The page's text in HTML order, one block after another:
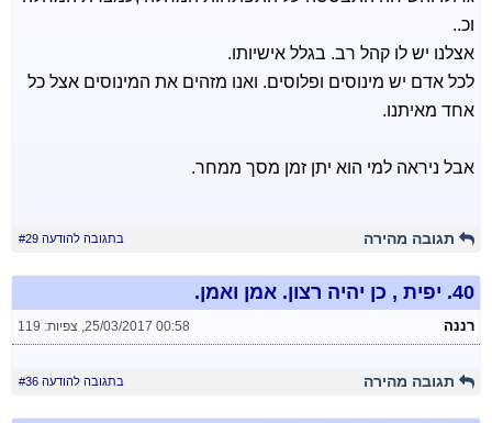
וכ..
אצלנו יש לו קהל רב. בגלל אישיותו.
לכל אדם יש מינוסים ופלוסים. ואנו מזהים את המינוסים אצל כל
אחד מאיתנו.
אבל ניראה למי הוא יתן זמן מסך ממחר.
תגובה מהירה בתגובה להודעה #29
40. יפית , כן יהיה רצון. אמן ואמן.
רננה 25/03/2017 00:58
, צפיות: 119
תגובה מהירה בתגובה להודעה #36